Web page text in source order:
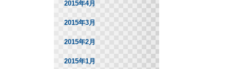
2015年4月
2015年3月
2015年2月
2015年1月